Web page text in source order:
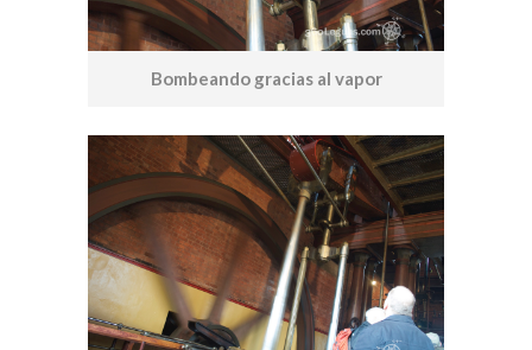
Bombeando gracias al vapor